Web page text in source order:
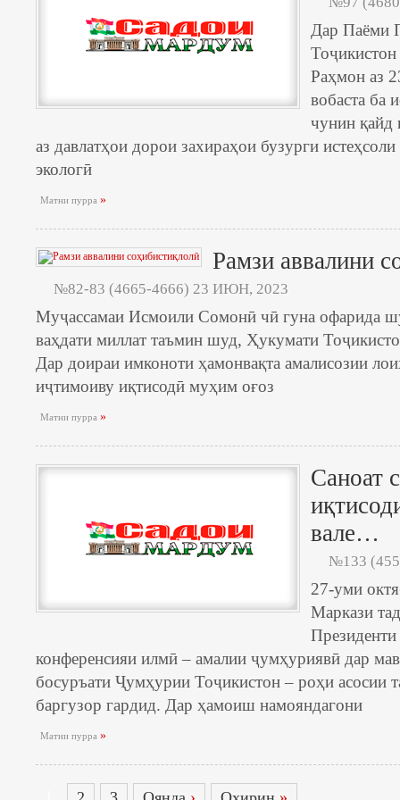
Дар Паёми
Раҳмон аз
вобаста ба
чунин қайд
аз давлатҳои дорои захираҳои бузурги
экологӣ
Матни пурра»
Рамзи аввалини
№82-83 (4665-4666) 23 ИЮН, 2023
Муҷассамаи Исмоили Сомонӣ чӣ гуна офарида
ваҳдати миллат таъмин шуд, Ҳукумати
Дар доираи имконоти ҳамонвақта амалисозии
иҷтимоиву иқтисодӣ муҳим оғоз
Матни пурра»
Саноат
вале…
№133
27-уми
Маркази
конференсияи илмӣ – амалии ҷумҳуриявӣ дар
босуръати Ҷумҳурии Тоҷикистон – роҳи асосии
баргузор гардид. Дар ҳамоиш намояндагони
Матни пурра»